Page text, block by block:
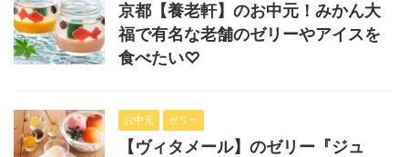
京都【養老軒】のお中元！みかん大
福で有名な老舗のゼリーやアイスを
食べたい♡
お中元 ゼリー
【ヴィタメール】のゼリー『ジュ